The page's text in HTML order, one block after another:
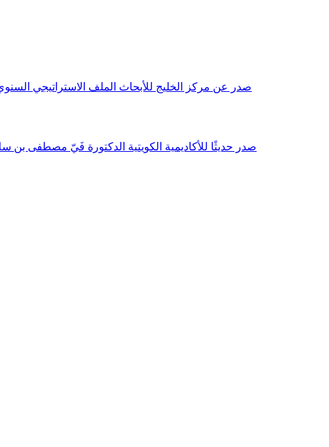
صدر عن مركز الخليج للأبحاث الملف الاستراتيجي السنوي مع بداية عام 2026م، باللغتين العربية والانجليزية وتضمن دراسات تحليلية ورؤى معمقة،
صدر حديثًا للأكاديمية الكويتية الدكتورة فَيّ مصطفى بن